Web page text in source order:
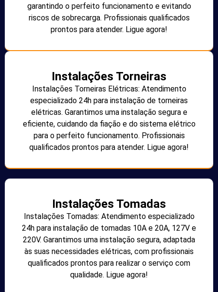
garantindo o perfeito funcionamento e evitando
riscos de sobrecarga. Profissionais qualificados
prontos para atender. Ligue agora!
Instalações Torneiras
Instalações Torneiras Elétricas: Atendimento
especializado 24h para instalação de torneiras
elétricas. Garantimos uma instalação segura e
eficiente, cuidando da fiação e do sistema elétrico
para o perfeito funcionamento. Profissionais
qualificados prontos para atender. Ligue agora!
Instalações Tomadas
Instalações Tomadas: Atendimento especializado
24h para instalação de tomadas 10A e 20A, 127V e
220V. Garantimos uma instalação segura, adaptada
às suas necessidades elétricas, com profissionais
qualificados prontos para realizar o serviço com
qualidade. Ligue agora!